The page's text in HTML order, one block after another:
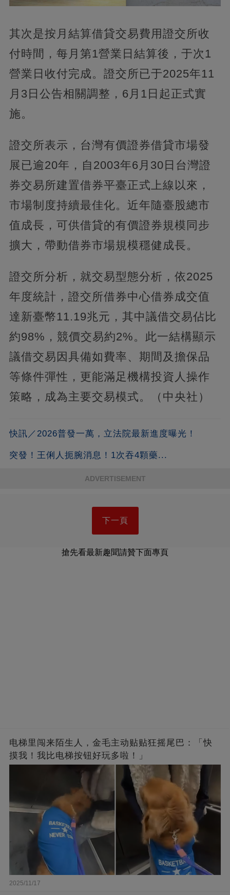
其次是按月結算借貸交易費用證交所收
付時間，每月第1營業日結算後，于次1
營業日收付完成。證交所已于2025年11
月3日公告相關調整，6月1日起正式實
施。
證交所表示，台灣有價證券借貸市場發
展已逾20年，自2003年6月30日台灣證
券交易所建置借券平臺正式上線以來，
市場制度持續最佳化。近年隨臺股總市
值成長，可供借貸的有價證券規模同步
擴大，帶動借券市場規模穩健成長。
證交所分析，就交易型態分析，依2025
年度統計，證交所借券中心借券成交值
達新臺幣11.19兆元，其中議借交易佔比
約98%，競價交易約2%。此一結構顯示
議借交易因具備如費率、期間及擔保品
等條件彈性，更能滿足機構投資人操作
策略，成為主要交易模式。（中央社）
快訊／2026普發一萬，立法院最新進度曝光！
突發！王俐人扼腕消息！1次吞4顆藥...
ADVERTISEMENT
下一頁
搶先看最新趣聞請贊下面專頁
电梯里闯来陌生人，金毛主动贴贴狂摇尾巴：「快
摸我！我比电梯按钮好玩多啦！」
2025/11/17